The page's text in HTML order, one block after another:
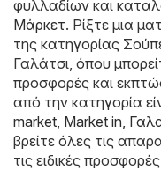
φυλλαδίων και
Μάρκετ. Ρίξτε μια
της κατηγορίας
Γαλάτσι, όπου
προσφορές και
από την κατηγορία
market Market in
βρείτε όλες τις
τις ειδικές